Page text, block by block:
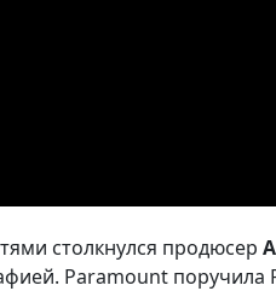
столкнулся продюсер
Paramount поручила